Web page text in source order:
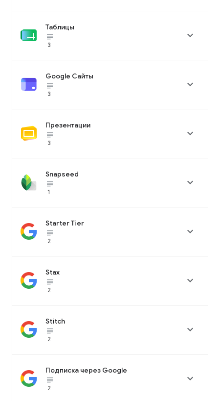
Таблицы
subject_black
3

Google Сайты
subject_black
3

Презентации
subject_black
3

Snapseed
subject_black
1

Starter Tier
subject_black
2

Stax
subject_black
2

Stitch
subject_black
2

Подписка через Google
subject_black
2
